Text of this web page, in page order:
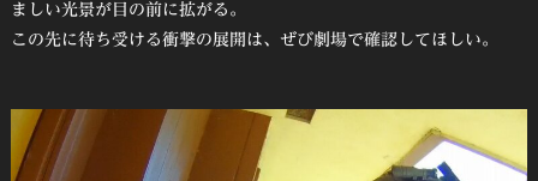
ましい光景が目の前に拡がる。
この先に待ち受ける衝撃の展開は、ぜび劇場で確認してほしい。